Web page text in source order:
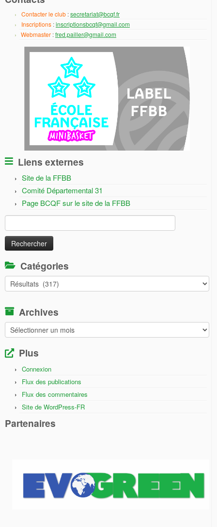
Contacter le club :secretariat@bcqf.fr
Inscriptions :inscriptionsbcqf@gmail.com
Webmaster :fred.pailler@gmail.com
Liens externes
Site de la FFBB
Comité Départemental 31
Page BCQF sur le site de la FFBB
Rechercher :
Catégories
Catégories
Archives
Archives
Plus
Connexion
Flux des publications
Flux des commentaires
Site de WordPress-FR
Partenaires